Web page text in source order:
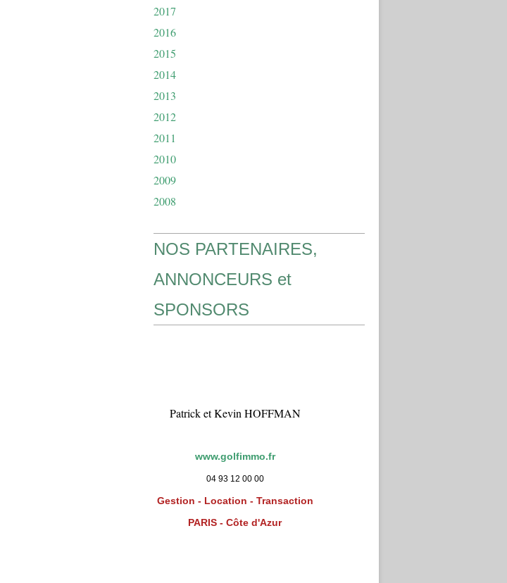
2017
2016
2015
2014
2013
2012
2011
2010
2009
2008
NOS PARTENAIRES,
ANNONCEURS et
SPONSORS
Patrick et Kevin HOFFMAN
www.golfimmo.fr
04 93 12 00 00
Gestion - Location - Transaction
PARIS - Côte d'Azur